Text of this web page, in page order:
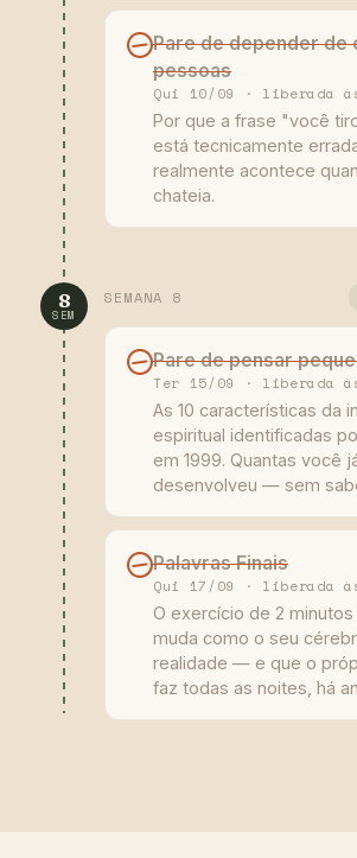
Pare de depender de
pessoas
Qui 10/09 · liberada
Por que a frase "você
está tecnicamente
realmente acontece
chateia.
8
SEM
SEMANA 8
Pare de pensar
Ter 15/09 · liberada
As 10 características da
espiritual identificadas
em 1999. Quantas você
desenvolveu — sem
Palavras Finais
Qui 17/09 · liberada
O exercício de 2
muda como o seu
realidade — e que o
faz todas as noites, há